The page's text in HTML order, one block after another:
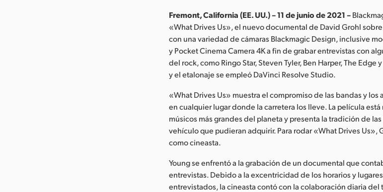
Fremont, California (EE. UU.) – 11 de junio de 2021 –
«What Drives Us», el nuevo documental de David Grohl
con una variedad de cámaras Blackmagic Design, inclusive
y Pocket Cinema Camera 4K a fin de grabar entrevistas con
del rock, como Ringo Star, Steven Tyler, Ben Harper, The Edge
y el etalonaje se empleó DaVinci Resolve Studio.
«What Drives Us» muestra el compromiso de las bandas y los
en cualquier lugar donde la carretera los lleve. La película
músicos más grandes del planeta y presenta la tradición de
vehículo que pudieran adquirir. Para rodar «What Drives Us»,
como cineasta.
Young se enfrentó a la grabación de un documental que
entrevistas. Debido a la excentricidad de los horarios y
entrevistados, la cineasta contó con la colaboración diaria del